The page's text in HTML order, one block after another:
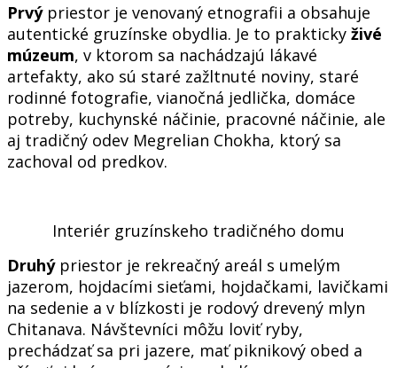
Prvýpriestor je venovaný etnografii a obsahuje
autentické gruzínske obydlia. Je to prakticky živé
múzeum, v ktorom sa nachádzajú lákavé
artefakty, ako sú staré zažltnuté noviny, staré
rodinné fotografie, vianočná jedlička, domáce
potreby, kuchynské náčinie, pracovné náčinie, ale
aj tradičný odev Megrelian Chokha, ktorý sa
zachoval od predkov.
Interiér gruzínskeho tradičného domu
Druhýpriestor je rekreačný areál s umelým
jazerom, hojdacími sieťami, hojdačkami, lavičkami
na sedenie a v blízkosti je rodový drevený mlyn
Chitanava. Návštevníci môžu loviť ryby,
prechádzať sa pri jazere, mať piknikový obed a